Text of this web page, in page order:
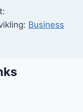
Business